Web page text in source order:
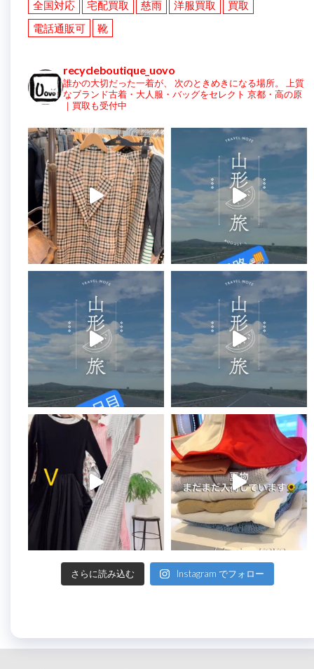
全国対応 宅配買取 慈雨 洋服買取
買取
電話通販可
靴
recycleboutique_uovo
誰かの大切だった一着が、 次のときめきになる場所。
上質
なブランド古着・大人服・バッグをセレクト 京都・高の原
｜買取も受付中
さらに読み込む Instagram でフォロー